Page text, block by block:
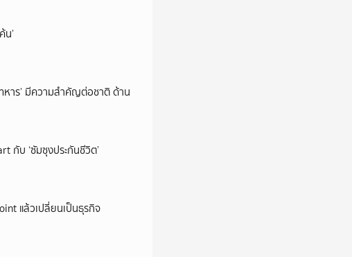
น’
หาร’ มีความสำคัญต่อชาติ ด้าน
กับ ‘ซัมซุงประกันชีวิต’
แล้วเปลี่ยนเป็นธุรกิจ